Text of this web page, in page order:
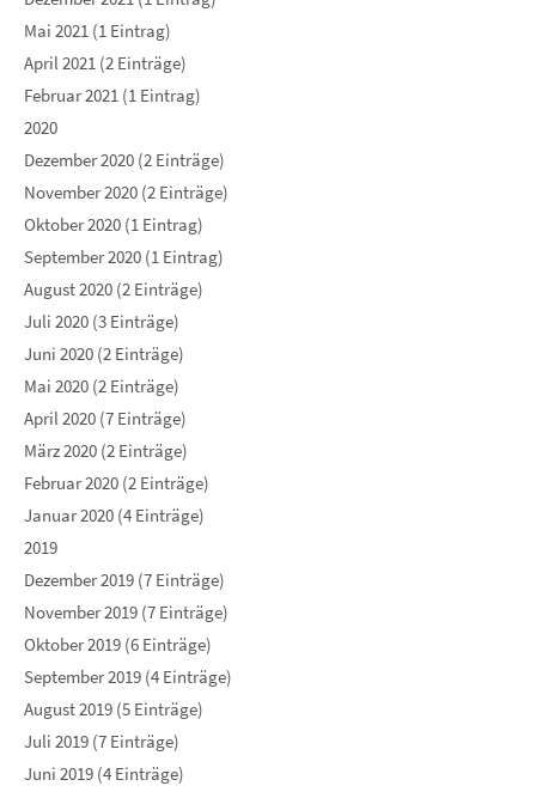
Mai 2021 (1 Eintrag)
April 2021 (2 Einträge)
Februar 2021 (1 Eintrag)
2020
Dezember 2020 (2 Einträge)
November 2020 (2 Einträge)
Oktober 2020 (1 Eintrag)
September 2020 (1 Eintrag)
August 2020 (2 Einträge)
Juli 2020 (3 Einträge)
Juni 2020 (2 Einträge)
Mai 2020 (2 Einträge)
April 2020 (7 Einträge)
März 2020 (2 Einträge)
Februar 2020 (2 Einträge)
Januar 2020 (4 Einträge)
2019
Dezember 2019 (7 Einträge)
November 2019 (7 Einträge)
Oktober 2019 (6 Einträge)
September 2019 (4 Einträge)
August 2019 (5 Einträge)
Juli 2019 (7 Einträge)
Juni 2019 (4 Einträge)